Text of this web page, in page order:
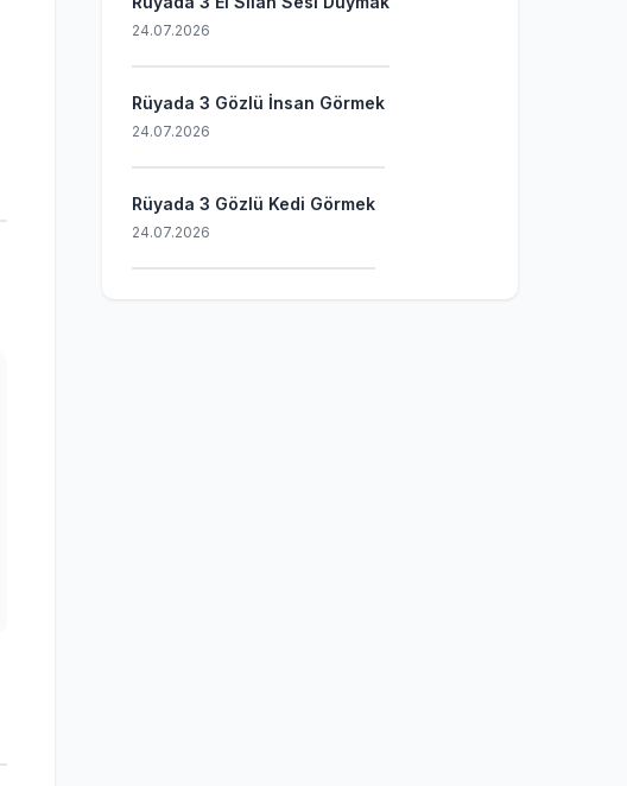
24.07.2026
Rüyada 3 Gözlü İnsan Görmek
24.07.2026
Rüyada 3 Gözlü Kedi Görmek
24.07.2026